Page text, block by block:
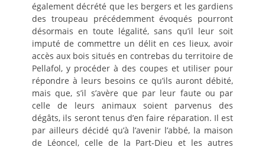
également décrété que les bergers et les gardiens
des troupeau précédemment évoqués pourront
désormais en toute légalité, sans qu’il leur soit
imputé de commettre un délit en ces lieux, avoir
accès aux bois situés en contrebas du territoire de
Pellafol, y procéder à des coupes et utiliser pour
répondre à leurs besoins ce qu’ils auront débité,
mais que, s’il s’avère que par leur faute ou par
celle de leurs animaux soient parvenus des
dégâts, ils seront tenus d’en faire réparation. Il est
par ailleurs décidé qu’à l’avenir l’abbé, la maison
de Léoncel, celle de la Part-Dieu et les autres